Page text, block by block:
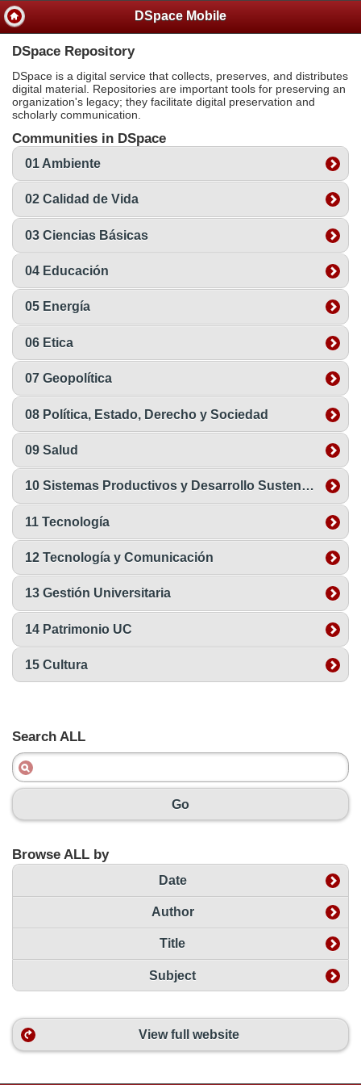
DSpace Mobile
DSpace Repository
DSpace is a digital service that collects, preserves, and distributes
digital material. Repositories are important tools for preserving an
organization's legacy; they facilitate digital preservation and
scholarly communication.
Communities in DSpace
01 Ambiente
02 Calidad de Vida
03 Ciencias Básicas
04 Educación
05 Energía
06 Etica
07 Geopolítica
08 Política, Estado, Derecho y Sociedad
09 Salud
10 Sistemas Productivos y Desarrollo Sustentable
11 Tecnología
12 Tecnología y Comunicación
13 Gestión Universitaria
14 Patrimonio UC
15 Cultura
Search ALL
Go
Browse ALL by
Date
Author
Title
Subject
View full website